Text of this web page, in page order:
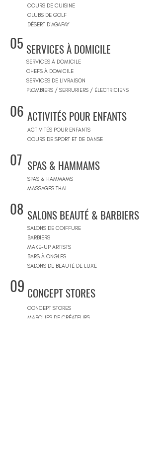
COURS DE CUISINE
CLUBS DE GOLF
DÉSERT D'AGAFAY
05 SERVICES À DOMICILE
SERVICES À DOMICILE
CHEFS À DOMICILE
SERVICES DE LIVRAISON
PLOMBIERS / SERRURIERS / ÉLECTRICIENS
06 ACTIVITÉS POUR ENFANTS
ACTIVITÉS POUR ENFANTS
COURS DE SPORT ET DE DANSE
07 SPAS & HAMMAMS
SPAS & HAMMAMS
MASSAGES THAÏ
08 SALONS BEAUTÉ & BARBIERS
SALONS DE COIFFURE
BARBIERS
MAKE-UP ARTISTS
BARS À ONGLES
SALONS DE BEAUTÉ DE LUXE
09 CONCEPT STORES
CONCEPT STORES
MARQUES DE CRÉATEURS